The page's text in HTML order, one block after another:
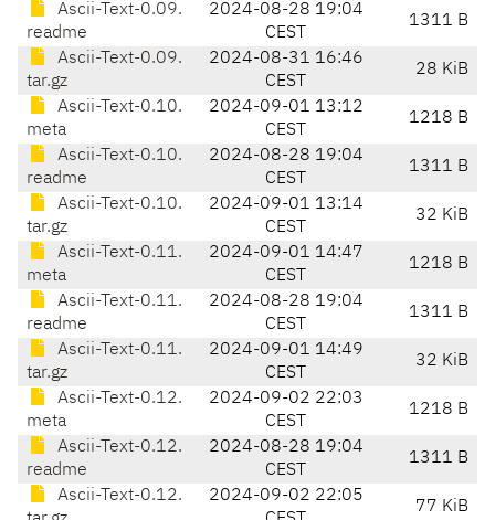
Ascii-Text-0.09.
readme
2024-08-28 19:04
CEST
1311 B
Ascii-Text-0.09.
tar.gz
2024-08-31 16:46
CEST
28 KiB
Ascii-Text-0.10.
meta
2024-09-01 13:12
CEST
1218 B
Ascii-Text-0.10.
readme
2024-08-28 19:04
CEST
1311 B
Ascii-Text-0.10.
tar.gz
2024-09-01 13:14
CEST
32 KiB
Ascii-Text-0.11.
meta
2024-09-01 14:47
CEST
1218 B
Ascii-Text-0.11.
readme
2024-08-28 19:04
CEST
1311 B
Ascii-Text-0.11.
tar.gz
2024-09-01 14:49
CEST
32 KiB
Ascii-Text-0.12.
meta
2024-09-02 22:03
CEST
1218 B
Ascii-Text-0.12.
readme
2024-08-28 19:04
CEST
1311 B
Ascii-Text-0.12.
2024-09-02 22:05
77 KiB